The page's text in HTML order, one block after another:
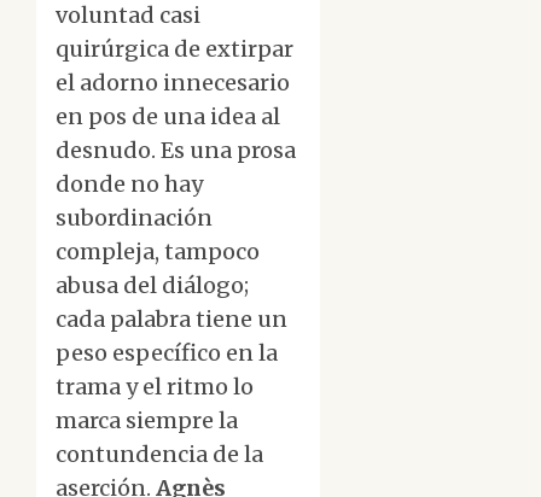
voluntad casi
quirúrgica de extirpar
el adorno innecesario
en pos de una idea al
desnudo. Es una prosa
donde no hay
subordinación
compleja, tampoco
abusa del diálogo;
cada palabra tiene un
peso específico en la
trama y el ritmo lo
marca siempre la
contundencia de la
aserción. Agnès